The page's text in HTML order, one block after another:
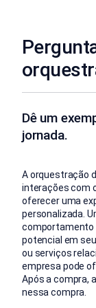
Dê um
jornada.
A orquestração
interações com
oferecer uma
personalizada.
comportamento
potencial em
ou serviços
empresa pode
Após a compra,
nessa compra.